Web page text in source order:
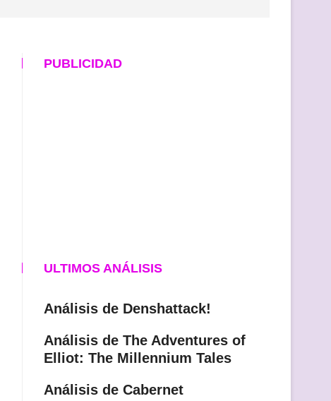
PUBLICIDAD
ULTIMOS ANÁLISIS
Análisis de Denshattack!
Análisis de The Adventures of
Elliot: The Millennium Tales
Análisis de Cabernet